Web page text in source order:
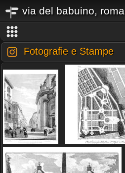
via del babuino, roma
Fotografie e Stampe